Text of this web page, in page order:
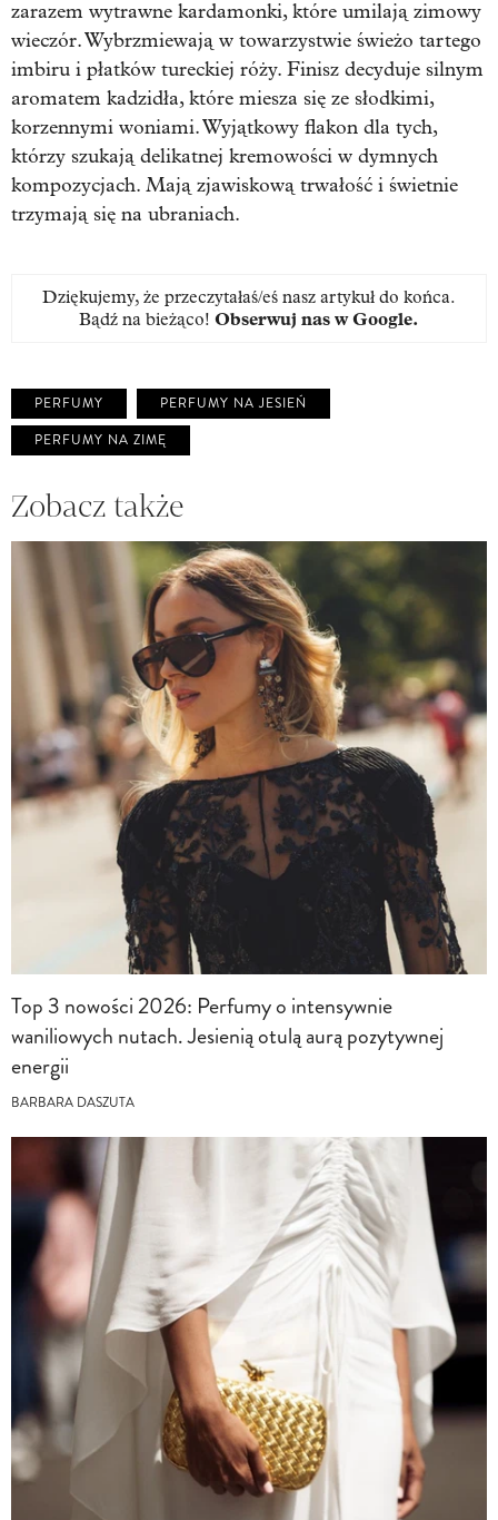
zarazem wytrawne kardamonki, które umilają zimowy
wieczór. Wybrzmiewają w towarzystwie świeżo tartego
imbiru i płatków tureckiej róży. Finisz decyduje silnym
aromatem kadzidła, które miesza się ze słodkimi,
korzennymi woniami. Wyjątkowy flakon dla tych,
którzy szukają delikatnej kremowości w dymnych
kompozycjach. Mają zjawiskową trwałość i świetnie
trzymają się na ubraniach.
Dziękujemy, że przeczytałaś/eś nasz artykuł do końca.
Bądź na bieżąco! Obserwuj nas w Google.
PERFUMY
PERFUMY NA JESIEŃ
PERFUMY NA ZIMĘ
Zobacz także
Top 3 nowości 2026: Perfumy o intensywnie
waniliowych nutach. Jesienią otulą aurą pozytywnej
energii
BARBARA DASZUTA